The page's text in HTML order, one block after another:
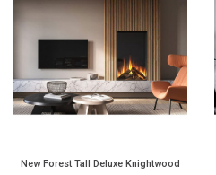
New Forest Tall Deluxe Knightwood